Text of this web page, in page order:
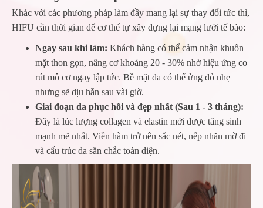
Khác với các phương pháp làm đầy mang lại sự thay đổi tức thì,
HIFU cần thời gian để cơ thể tự xây dựng lại mạng lưới tế bào:
Ngay sau khi làm: Khách hàng có thể cảm nhận khuôn
mặt thon gọn, nâng cơ khoảng 20 - 30% nhờ hiệu ứng co
rút mô cơ ngay lập tức. Bề mặt da có thể ửng đỏ nhẹ
nhưng sẽ dịu hẳn sau vài giờ.
Giai đoạn da phục hồi và đẹp nhất (Sau 1 - 3 tháng):
Đây là lúc lượng collagen và elastin mới được tăng sinh
mạnh mẽ nhất. Viền hàm trở nên sắc nét, nếp nhăn mờ đi
và cấu trúc da săn chắc toàn diện.